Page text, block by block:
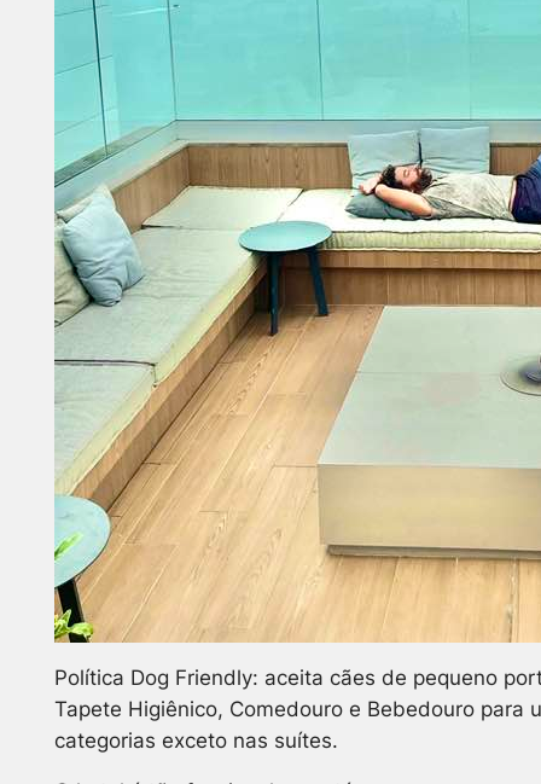
Política Dog Friendly: aceita cães de pequeno
Tapete Higiênico, Comedouro e Bebedouro
categorias exceto nas suítes.